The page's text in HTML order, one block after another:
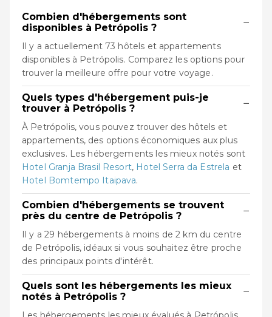
Combien d'hébergements sont
disponibles à Petrópolis ?
−
Il y a actuellement 73 hôtels et appartements
disponibles à Petrópolis. Comparez les options pour
trouver la meilleure offre pour votre voyage.
Quels types d'hébergement puis-je
trouver à Petrópolis ?
−
À Petrópolis, vous pouvez trouver des hôtels et
appartements, des options économiques aux plus
exclusives. Les hébergements les mieux notés sont
Hotel Granja Brasil Resort, Hotel Serra da Estrela et
Hotel Bomtempo Itaipava.
Combien d'hébergements se trouvent
près du centre de Petrópolis ?
−
Il y a 29 hébergements à moins de 2 km du centre
de Petrópolis, idéaux si vous souhaitez être proche
des principaux points d'intérêt.
Quels sont les hébergements les mieux
notés à Petrópolis ?
−